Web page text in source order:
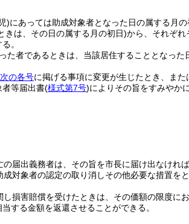
)にあっては助成対象者となった日の属する月
きは、その日の属する月の初日)から、それぞれ
。
者であるときは、当該居住することとなった
次の各号に掲げる事項に変更が生じたとき、ま
者等届出書(様式第7号)によりその旨をすみやか
届出義務者は、その旨を市長に届け出なければ
対象者の認定の取り消しその他必要な措置をと
損害賠償を受けたときは、その価額の限度に
する金額を返還させることができる。